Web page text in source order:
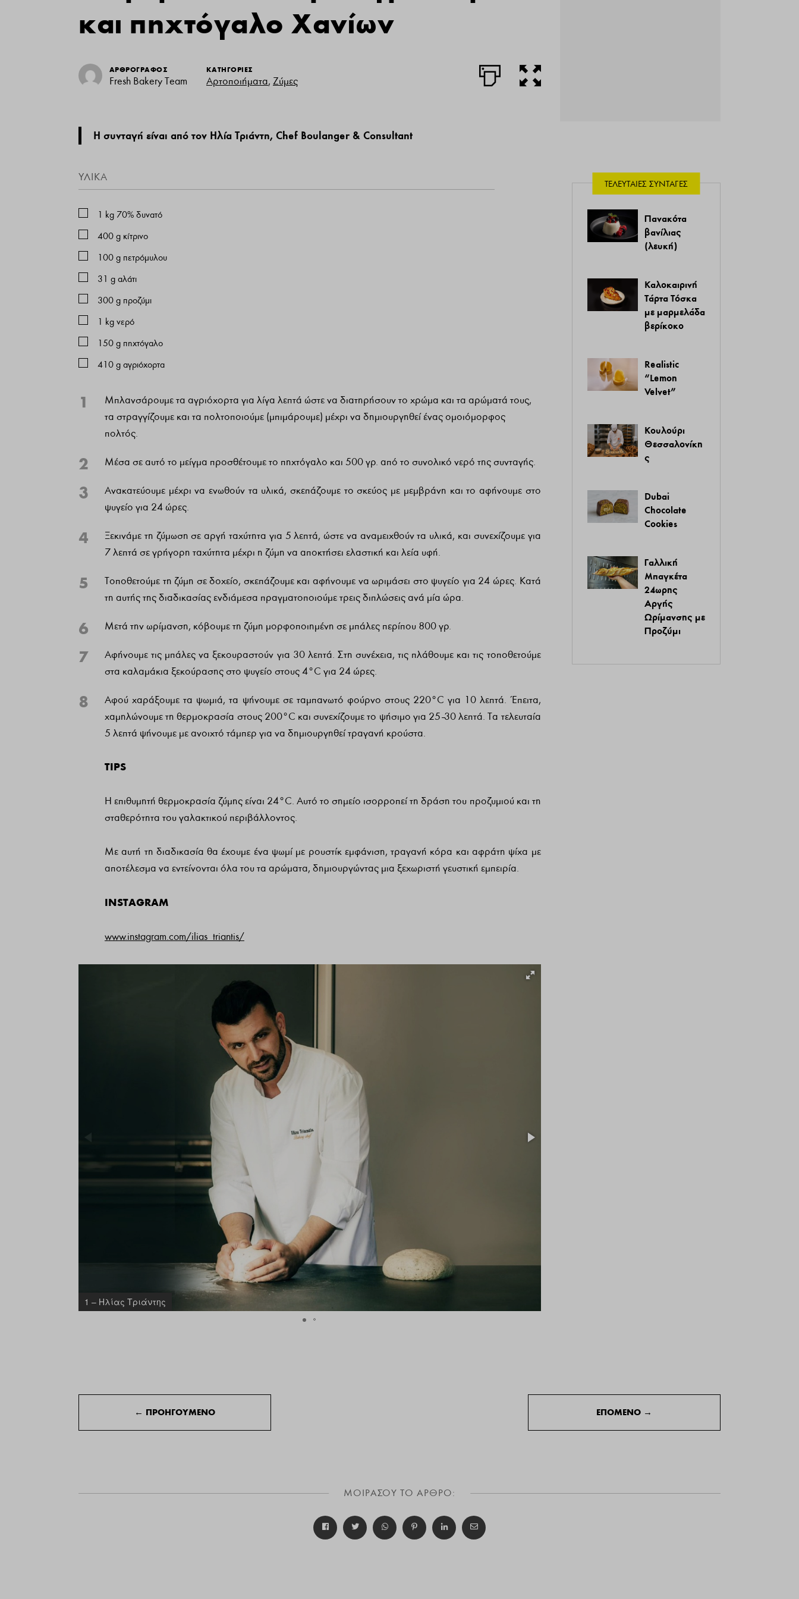
και πηχτόγαλο Χανίων
ΑΡΘΡΟΓΡΑΦΟΣ
Fresh Bakery Team
ΚΑΤΗΓΟΡΙΕΣ
Αρτοποιήματα, Ζύμες
Η συνταγή είναι από τον Ηλία Τριάντη, Chef Boulanger & Consultant
ΥΛΙΚΑ
1 kg 70% δυνατό
400 g κίτρινο
100 g πετρόμυλου
31 g αλάτι
300 g προζύμι
1 kg νερό
150 g πηχτόγαλο
410 g αγριόχορτα
1
Μπλανσάρουμε τα αγριόχορτα για λίγα λεπτά ώστε να διατηρήσουν το χρώμα και τα αρώματά τους,
τα στραγγίζουμε και τα πολτοποιούμε (μπιμάρουμε) μέχρι να δημιουργηθεί ένας ομοιόμορφος
πολτός.
2 Μέσα σε αυτό το μείγμα προσθέτουμε το πηχτόγαλο και 500 γρ. από το συνολικό νερό της συνταγής.
3
Ανακατεύουμε μέχρι να ενωθούν τα υλικά, σκεπάζουμε το σκεύος με μεμβράνη και το αφήνουμε στο
ψυγείο για 24 ώρες.
4
Ξεκινάμε τη ζύμωση σε αργή ταχύτητα για 5 λεπτά, ώστε να αναμειχθούν τα υλικά, και συνεχίζουμε για
7 λεπτά σε γρήγορη ταχύτητα μέχρι η ζύμη να αποκτήσει ελαστική και λεία υφή.
5
Τοποθετούμε τη ζύμη σε δοχείο, σκεπάζουμε και αφήνουμε να ωριμάσει στο ψυγείο για 24 ώρες. Κατά
τη αυτής της διαδικασίας ενδιάμεσα πραγματοποιούμε τρεις διπλώσεις ανά μία ώρα.
6 Μετά την ωρίμανση, κόβουμε τη ζύμη μορφοποιημένη σε μπάλες περίπου 800 γρ.
7
Αφήνουμε τις μπάλες να ξεκουραστούν για 30 λεπτά. Στη συνέχεια, τις πλάθουμε και τις τοποθετούμε
στα καλαμάκια ξεκούρασης στο ψυγείο στους 4°C για 24 ώρες.
8
Αφού χαράξουμε τα ψωμιά, τα ψήνουμε σε ταμπανωτό φούρνο στους 220°C για 10 λεπτά. Έπειτα,
χαμηλώνουμε τη θερμοκρασία στους 200°C και συνεχίζουμε το ψήσιμο για 25–30 λεπτά. Τα τελευταία
5 λεπτά ψήνουμε με ανοιχτό τάμπερ για να δημιουργηθεί τραγανή κρούστα.
ΤIPS
Η επιθυμητή θερμοκρασία ζύμης είναι 24°C. Αυτό το σημείο ισορροπεί τη δράση του προζυμιού και τη
σταθερότητα του γαλακτικού περιβάλλοντος.
Με αυτή τη διαδικασία θα έχουμε ένα ψωμί με ρουστίκ εμφάνιση, τραγανή κόρα και αφράτη ψίχα με
αποτέλεσμα να εντείνονται όλα του τα αρώματα, δημιουργώντας μια ξεχωριστή γευστική εμπειρία.
INSTAGRAM
www.instagram.com/ilias_triantis/
1 – Ηλίας Τριάντης
ΤΕΛΕΥΤΑΊΕΣ ΣΥΝΤΑΓΈΣ
Πανακότα
βανίλιας
(λευκή)
Καλοκαιρινή
Τάρτα Τόσκα
με μαρμελάδα
βερίκοκο
Realistic
“Lemon
Velvet”
Κουλούρι
Θεσσαλονίκη
ς
Dubai
Chocolate
Cookies
Γαλλική
Μπαγκέτα
24ωρης
Αργής
Ωρίμανσης με
Προζύμι
← ΠΡΟΗΓΟΥΜΕΝΟ ΕΠΟΜΕΝΟ →
ΜΟΙΡΑΣΟΥ ΤΟ ΑΡΘΡΟ: